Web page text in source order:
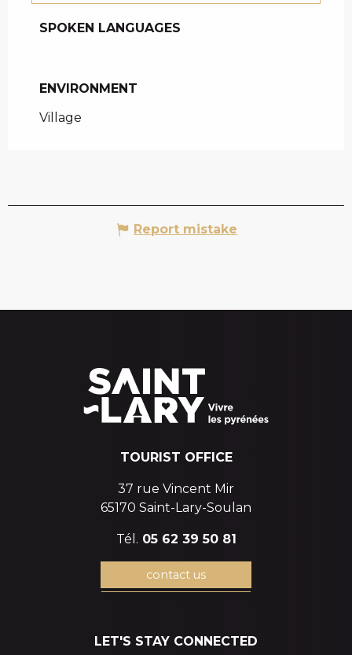
SPOKEN LANGUAGES
SPOKEN LANGUAGES
ENVIRONMENT
ENVIRONMENT
Village
Report mistake
TOURIST OFFICE
37 rue Vincent Mir
65170 Saint-Lary-Soulan
Tél. 05 62 39 50 81
contact us
LET'S STAY CONNECTED